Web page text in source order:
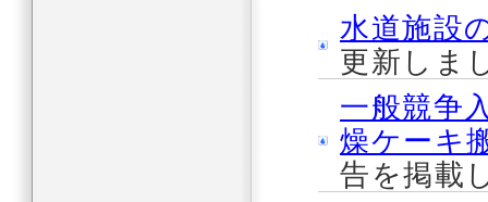
水道施設
更新しま
一般競争
燥ケーキ
告を掲載